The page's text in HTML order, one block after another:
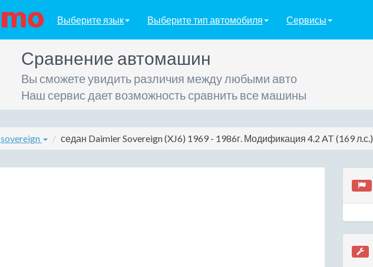
Выберите язык Выберите тип автомобиля Сервисы
Сравнение автомашин
Вы сможете увидить различия между любыми авто
Наш сервис дает возможность сравнить все машины
sovereign седан Daimler Sovereign (XJ6) 1969 - 1986г. Модификация 4.2 AT (169 л.с.)